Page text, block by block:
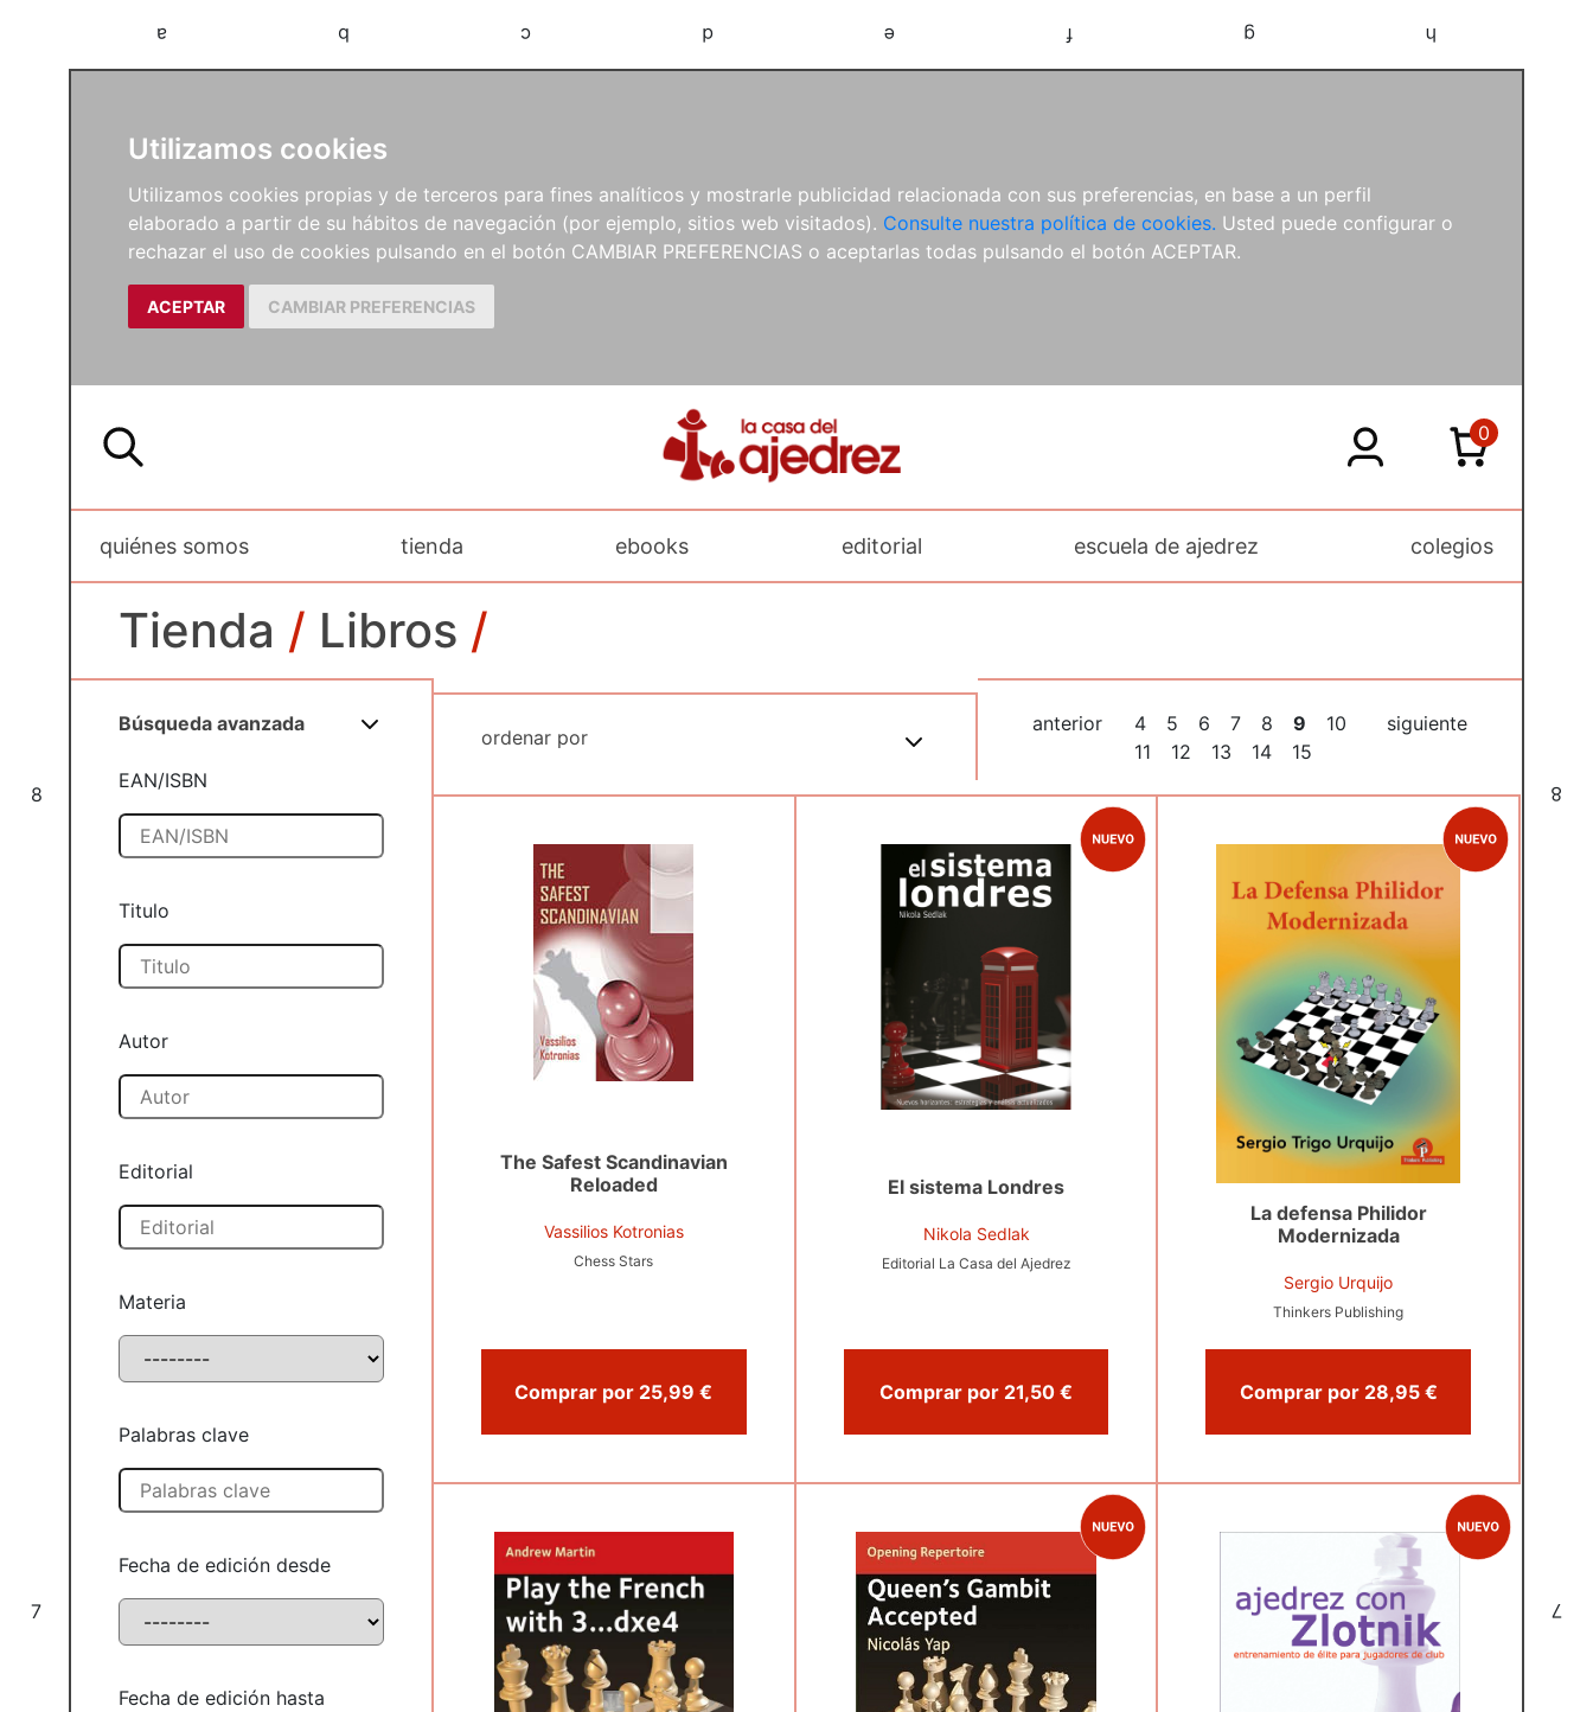
Utilizamos cookies
Utilizamos cookies propias y de terceros para fines analíticos y mostrarle publicidad relacionada con sus preferencias, en base a un perfil
elaborado a partir de su hábitos de navegación (por ejemplo, sitios web visitados). Consulte nuestra política de cookies. Usted puede configurar o
rechazar el uso de cookies pulsando en el botón CAMBIAR PREFERENCIAS o aceptarlas todas pulsando el botón ACEPTAR.
ACEPTAR CAMBIAR PREFERENCIAS
a b c d e f g h
8
7
8
7
quiénes somos tienda ebooks editorial escuela de ajedrez colegios
0
Tienda / Libros /
Búsqueda avanzada
EAN/ISBN
Titulo
Autor
Editorial
Materia
Palabras clave
Fecha de edición desde
Fecha de edición hasta
anterior 4 5 6 7 8 9
10
11
12 13 14 15
siguiente
The Safest Scandinavian
Reloaded
Vassilios Kotronias
Chess Stars
Comprar por 25,99 €
El sistema Londres
Nikola Sedlak
Editorial La Casa del Ajedrez
Comprar por 21,50 €
La defensa Philidor
Modernizada
Sergio Urquijo
Thinkers Publishing
Comprar por 28,95 €